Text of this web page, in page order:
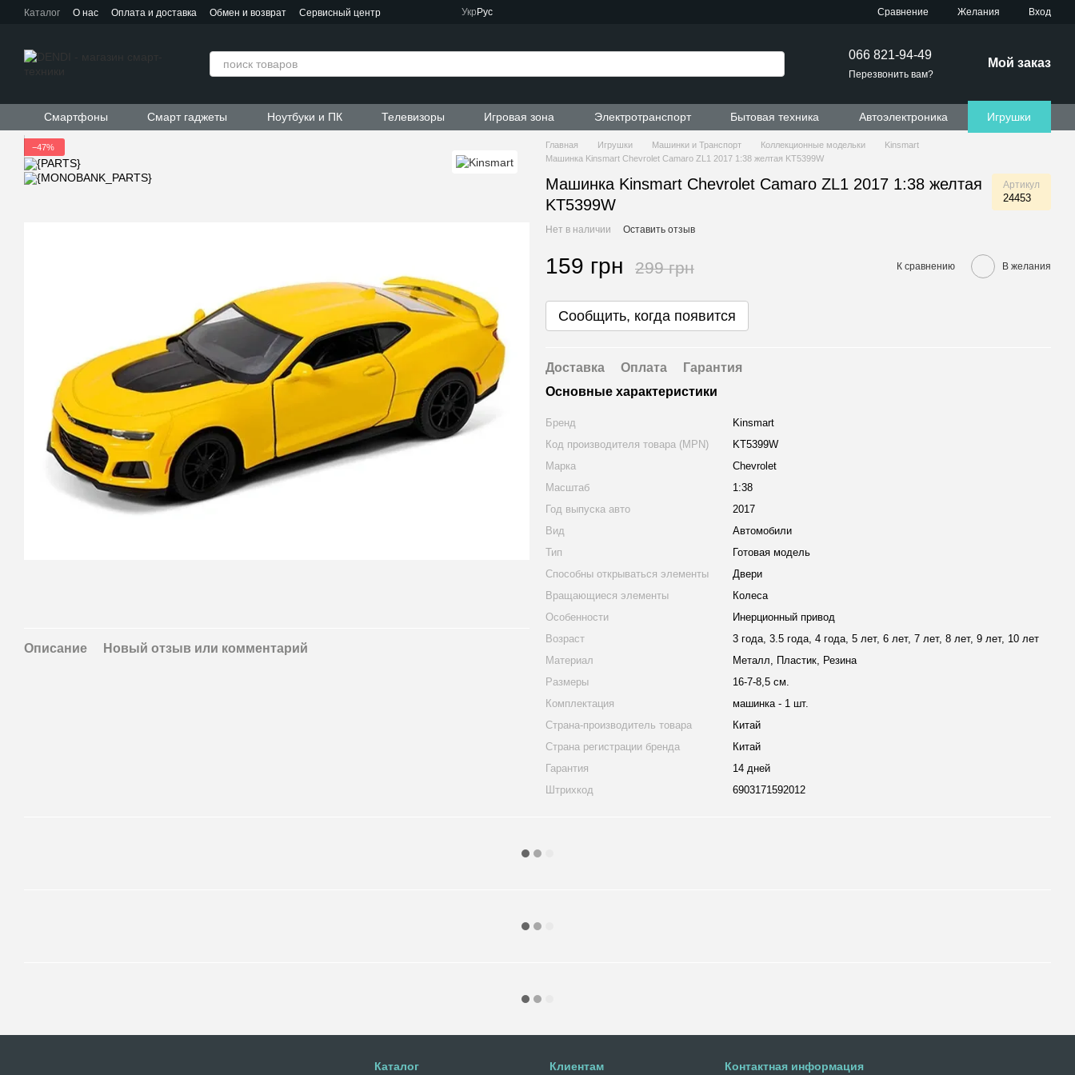
Перейти к основному контенту
Каталог О нас Оплата и доставка Обмен и возврат
Сервисный центр
Укр Рус Сравнение Желания Вход
066 821-94-49
Перезвонить вам?
Мой заказ
Смартфоны Смарт гаджеты Ноутбуки и ПК Телевизоры Игровая зона Электротранспорт Бытовая техника Автоэлектроника Игрушки
−47%
Описание Новый отзыв или комментарий
Главная Игрушки Машинки и Транспорт Коллекционные модельки
Kinsmart
Машинка Kinsmart Chevrolet Camaro ZL1 2017 1:38 желтая KT5399W
Машинка Kinsmart Chevrolet Camaro ZL1 2017 1:38 желтая
KT5399W
Артикул
24453
Нет в наличии Оставить отзыв
159 грн 299 грн К сравнению В желания
Сообщить, когда появится
Доставка Оплата
Гарантия
Основные характеристики
Бренд
Kinsmart
Код производителя товара (MPN)
KT5399W
Марка
Chevrolet
Масштаб
1:38
Год выпуска авто
2017
Вид
Автомобили
Тип
Готовая модель
Способны открываться элементы
Двери
Вращающиеся элементы
Колеса
Особенности
Инерционный привод
Возраст
3 года, 3.5 года, 4 года, 5 лет, 6 лет, 7 лет, 8 лет, 9 лет, 10 лет
Материал
Металл, Пластик, Резина
Размеры
16-7-8,5 см.
Комплектация
машинка - 1 шт.
Страна-производитель товара
Китай
Страна регистрации бренда
Китай
Гарантия
14 дней
Штрихкод
6903171592012
Каталог Клиентам Контактная информация